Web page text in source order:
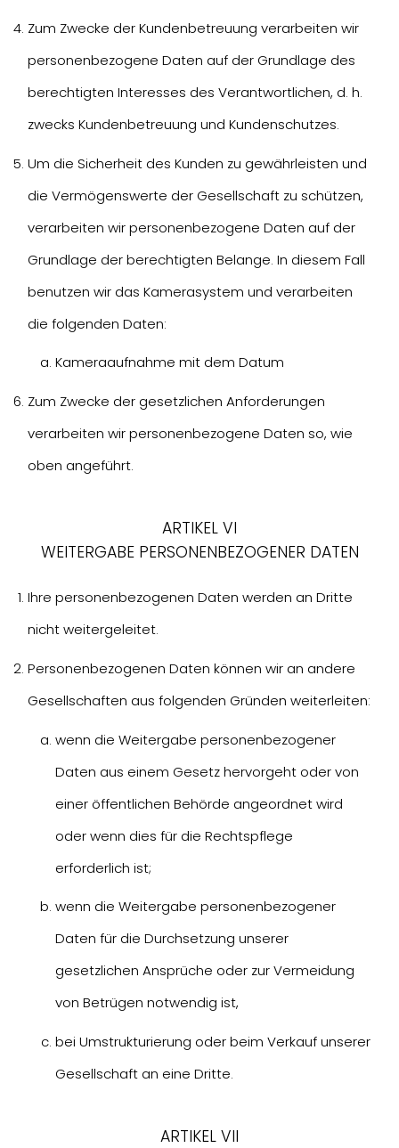
Zum Zwecke der Kundenbetreuung verarbeiten wir
personenbezogene Daten auf der Grundlage des
berechtigten Interesses des Verantwortlichen, d. h.
zwecks Kundenbetreuung und Kundenschutzes.
Um die Sicherheit des Kunden zu gewährleisten und
die Vermögenswerte der Gesellschaft zu schützen,
verarbeiten wir personenbezogene Daten auf der
Grundlage der berechtigten Belange. In diesem Fall
benutzen wir das Kamerasystem und verarbeiten
die folgenden Daten:
Kameraaufnahme mit dem Datum
Zum Zwecke der gesetzlichen Anforderungen
verarbeiten wir personenbezogene Daten so, wie
oben angeführt.
ARTIKEL VI
WEITERGABE PERSONENBEZOGENER DATEN
Ihre personenbezogenen Daten werden an Dritte
nicht weitergeleitet.
Personenbezogenen Daten können wir an andere
Gesellschaften aus folgenden Gründen weiterleiten:
wenn die Weitergabe personenbezogener
Daten aus einem Gesetz hervorgeht oder von
einer öffentlichen Behörde angeordnet wird
oder wenn dies für die Rechtspflege
erforderlich ist;
wenn die Weitergabe personenbezogener
Daten für die Durchsetzung unserer
gesetzlichen Ansprüche oder zur Vermeidung
von Betrügen notwendig ist,
bei Umstrukturierung oder beim Verkauf unserer
Gesellschaft an eine Dritte.
ARTIKEL VII